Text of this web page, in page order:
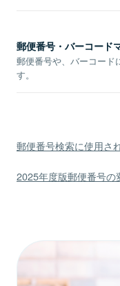
郵便番号・バーコード
郵便番号や、バーコード
す。
郵便番号検索に使用さ
2025年度版郵便番号の